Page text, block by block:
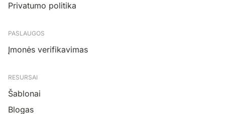
Privatumo politika
PASLAUGOS
Įmonės verifikavimas
RESURSAI
Šablonai
Blogas